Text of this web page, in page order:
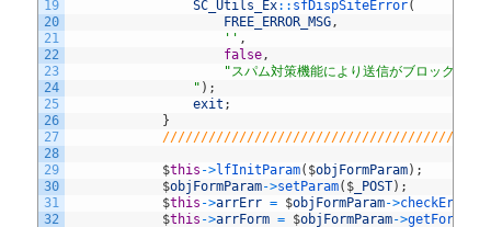
19
20
21
22
23
24
25
26
27
28
29
30
31
32
SC_Utils_Ex:: sfDispSiteError(
FREE_ERROR_MSG,
'' ,
false,
"スパム対策機能により送信がブロックされ
" ) ;
exit ;
}
$this ->lfInitParam( $objFormParam) ;
$objFormParam->setParam( $ _POST) ;
$this ->arrErr = $objFormParam->checkError
$this ->arrForm = $objFormParam->